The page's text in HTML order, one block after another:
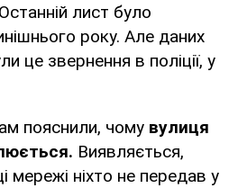
Останній лист було
року. Але даних
це звернення в поліції, у
пояснили, чому вулиця
Виявляється,
мережі ніхто не передав у